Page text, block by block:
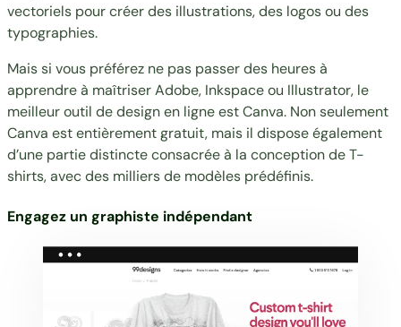
vectoriels pour créer des illustrations, des logos ou des
typographies.
Mais si vous préférez ne pas passer des heures à
apprendre à maîtriser Adobe, Inkspace ou Illustrator, le
meilleur outil de design en ligne estCanva. Non seulement
Canva est entièrement gratuit, mais il dispose également
d’une partie distincte consacrée à la conception de T-
shirts, avec des milliers de modèles prédéfinis.
Engagez un graphiste indépendant